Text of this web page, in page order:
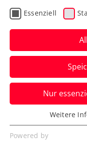
ATP
Ofner
Nach vier
Nummer eins
Hauptstadt
Essenziell
Nur
Essenziell
Essenzielle Cookies
Weitere
Powered by